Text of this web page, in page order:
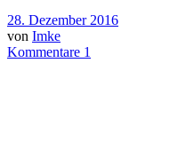
28. Dezember 2016
von Imke
Kommentare 1